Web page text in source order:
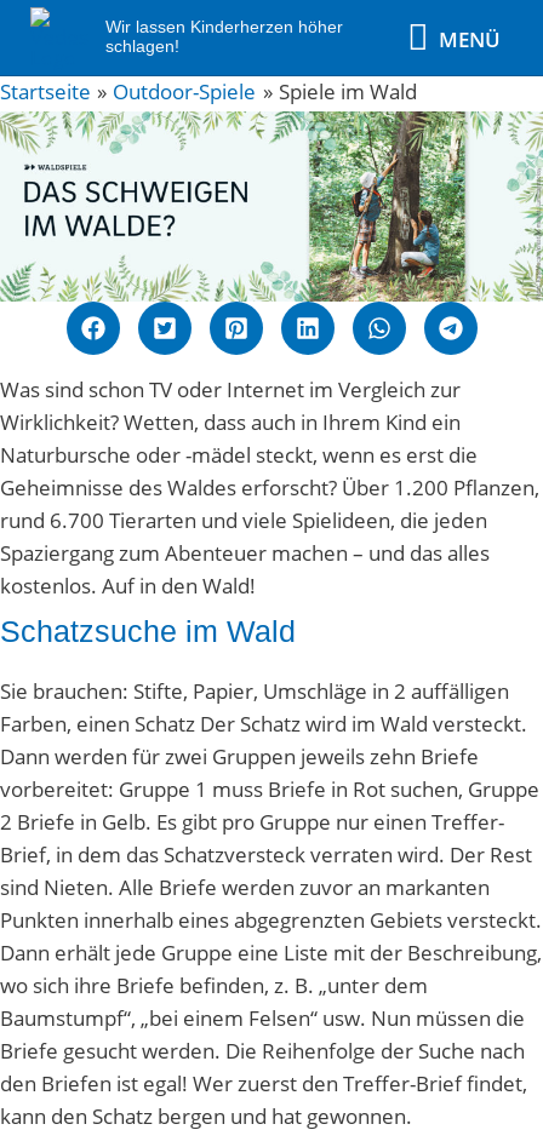
Zum
springen
Wir lassen Kinderherzen höher
schlagen!
MENÜ
MENÜ
Startseite
Outdoor-Spiele Spiele im Wald
Was sind schon TV oder Internet im Vergleich zur
Wirklichkeit? Wetten, dass auch in Ihrem Kind ein
Naturbursche oder -mädel steckt, wenn es erst die
Geheimnisse des Waldes erforscht? Über 1.200 Pflanzen,
rund 6.700 Tierarten und viele Spielideen, die jeden
Spaziergang zum Abenteuer machen – und das alles
kostenlos. Auf in den Wald!
Schatzsuche im Wald
Sie brauchen: Stifte, Papier, Umschläge in 2 auffälligen
Farben, einen Schatz Der Schatz wird im Wald versteckt.
Dann werden für zwei Gruppen jeweils zehn Briefe
vorbereitet: Gruppe 1 muss Briefe in Rot suchen, Gruppe
2 Briefe in Gelb. Es gibt pro Gruppe nur einen Treffer-
Brief, in dem das Schatzversteck verraten wird. Der Rest
sind Nieten. Alle Briefe werden zuvor an markanten
Punkten innerhalb eines abgegrenzten Gebiets versteckt.
Dann erhält jede Gruppe eine Liste mit der Beschreibung,
wo sich ihre Briefe befinden, z. B. „unter dem
Baumstumpf“, „bei einem Felsen“ usw. Nun müssen die
Briefe gesucht werden. Die Reihenfolge der Suche nach
den Briefen ist egal! Wer zuerst den Treffer-Brief findet,
kann den Schatz bergen und hat gewonnen.
Post
navigation